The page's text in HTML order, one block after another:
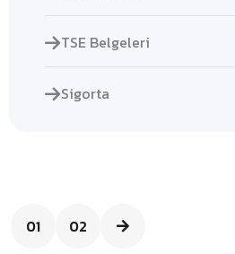
TSE Belgeleri
Sigorta
01 02